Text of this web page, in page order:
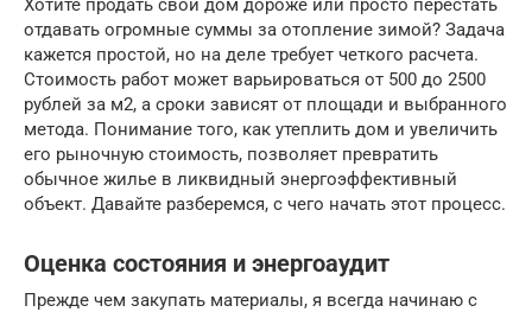
Хотите продать свой дом дороже или просто перестать
отдавать огромные суммы за отопление зимой? Задача
кажется простой, но на деле требует четкого расчета.
Стоимость работ может варьироваться от 500 до 2500
рублей за м2, а сроки зависят от площади и выбранного
метода. Понимание того, как утеплить дом и увеличить
его рыночную стоимость, позволяет превратить
обычное жилье в ликвидный энергоэффективный
объект. Давайте разберемся, с чего начать этот процесс.
Оценка состояния и энергоаудит
Прежде чем закупать материалы, я всегда начинаю с